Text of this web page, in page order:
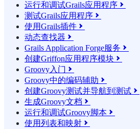
运行和调试Grails应用程序 
测试Grails应用程序 
使用Grails插件 
动态查找器 
Grails Application Forge服务 
创建Griffon应用程序模块 
Groovy入门 
Groovy中的编码辅助 
创建Groovy测试并导航到测试 
生成Groovy文档 
运行和调试Groovy脚本 
使用列表和映射 